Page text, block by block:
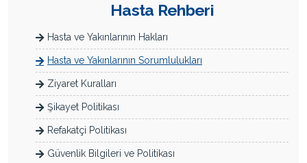
Hasta Rehberi
Hasta ve Yakınlarının Hakları
Hasta ve Yakınlarının Sorumlulukları
Ziyaret Kuralları
Şikayet Politikası
Refakatçi Politikası
Güvenlik Bilgileri ve Politikası